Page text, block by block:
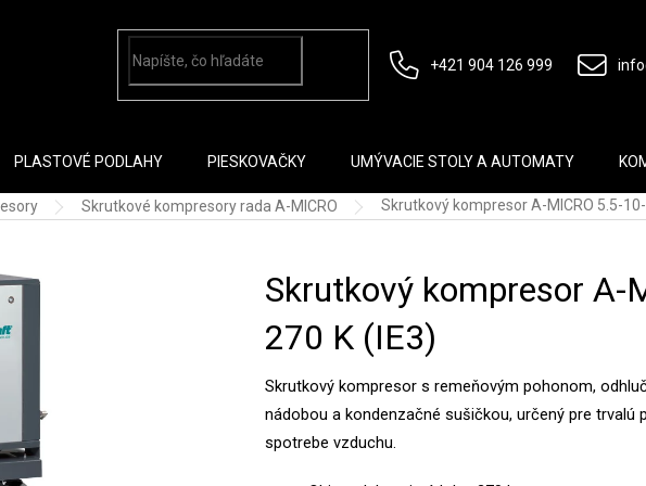
+421 904 126 999
PLASTOVÉ PODLAHY PIESKOVAČKY UMÝVACIE STOLY A AUTOMATY
Skrutkové kompresory rada A-MICRO Skrutkový kompresor A-MICRO 5.5-
Skrutkový kompresor A-
270 K (IE3)
Skrutkový kompresor s remeňovým pohonom,
nádobou a kondenzačné sušičkou, určený pre trvalú
spotrebe vzduchu.